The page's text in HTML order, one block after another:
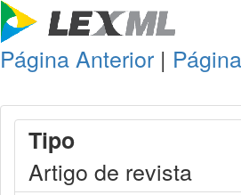
Página Anterior |
Tipo
Artigo de revista